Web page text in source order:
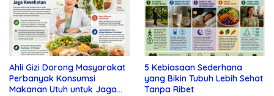
Ahli Gizi Dorong Masyarakat
Perbanyak Konsumsi
Makanan Utuh untuk Jaga
5 Kebiasaan Sederhana
yang Bikin Tubuh Lebih Sehat
Tanpa Ribet